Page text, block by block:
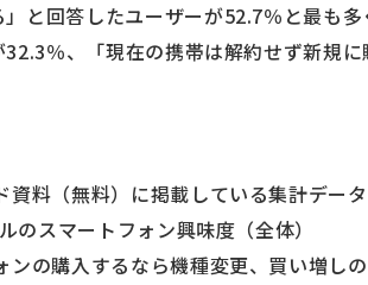
と回答したユーザーが52.7％と最も
32.3％、「現在の携帯は解約せず新規
料（無料）に掲載している集計データ
のスマートフォン興味度（全体）
ンの購入するなら機種変更、買い増しの